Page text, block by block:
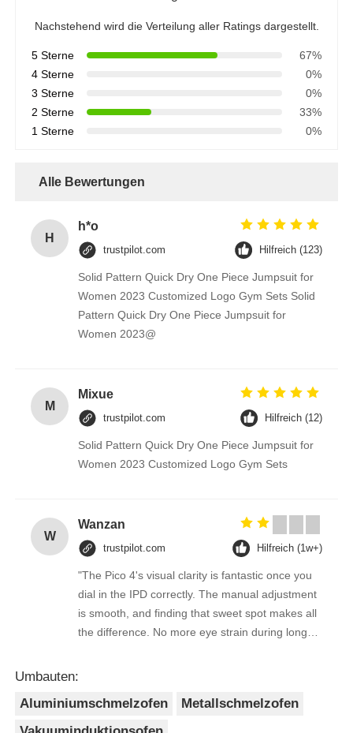
Nachstehend wird die Verteilung aller Ratings dargestellt.
5 Sterne
67%
4 Sterne
0%
3 Sterne
0%
2 Sterne
33%
1 Sterne
0%
Alle Bewertungen
H
h*o
trustpilot.com Hilfreich (123)
Solid Pattern Quick Dry One Piece Jumpsuit for
Women 2023 Customized Logo Gym Sets Solid
Pattern Quick Dry One Piece Jumpsuit for
Women 2023@
M
Mixue
trustpilot.com Hilfreich (12)
Solid Pattern Quick Dry One Piece Jumpsuit for
Women 2023 Customized Logo Gym Sets
W
Wanzan
trustpilot.com Hilfreich (1w+)
"The Pico 4's visual clarity is fantastic once you
dial in the IPD correctly. The manual adjustment
is smooth, and finding that sweet spot makes all
the difference. No more eye strain during long
manual adjustment is smooth, and finding that
sweet spot makes all the difference. No more
Umbauten:
Aluminiumschmelzofen
Metallschmelzofen